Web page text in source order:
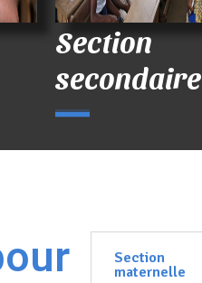
Section
secondaire
Section
maternelle